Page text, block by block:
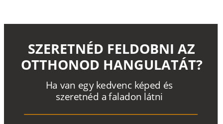
Ha van egy kedvenc képed és
szeretnéd a faladon látni
SZERETNÉD FELDOBNI AZ
OTTHONOD HANGULATÁT?